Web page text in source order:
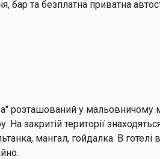
бар та безплатна приватна
розташований у мальовничому
На закритій території
мангал, гойдалка. В